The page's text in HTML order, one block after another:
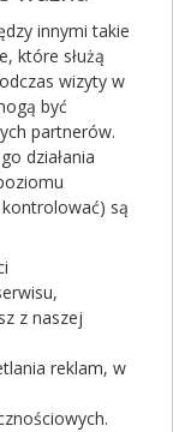
innymi takie
które służą
wizyty w
być
partnerów.
działania
są
z naszej
reklam, w